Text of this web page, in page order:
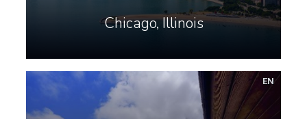
Chicago, Illinois
EN